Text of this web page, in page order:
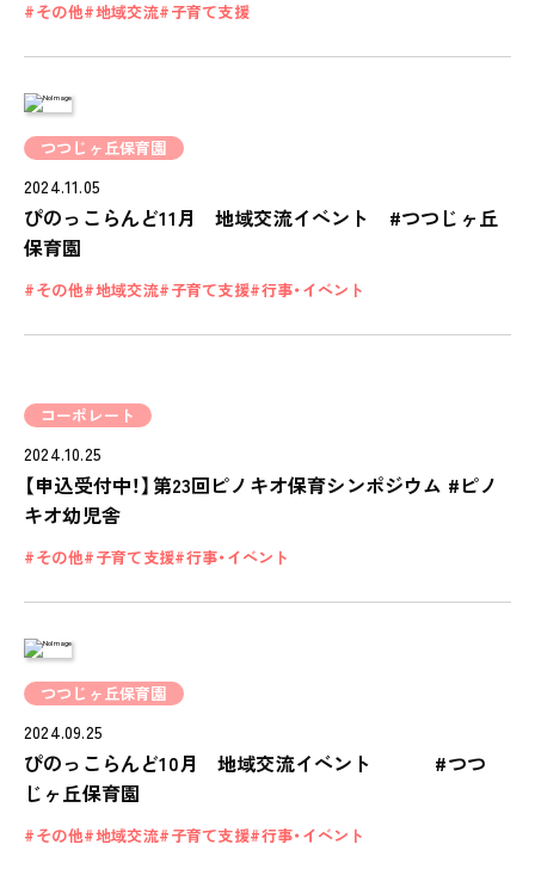
その他 地域交流 子育て支援
つつじヶ丘保育園
2024.11.05
ぴのっこらんど11月 地域交流イベント #つつじヶ丘
保育園
その他 地域交流 子育て支援 行事・イベント
コーポレート
2024.10.25
【申込受付中！】第23回ピノキオ保育シンポジウム #ピノ
キオ幼児舎
その他 子育て支援 行事・イベント
つつじヶ丘保育園
2024.09.25
ぴのっこらんど10月 地域交流イベント #つつ
じヶ丘保育園
その他 地域交流 子育て支援 行事・イベント